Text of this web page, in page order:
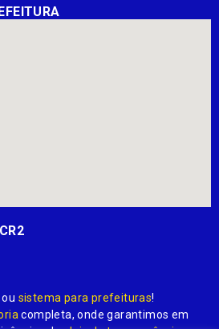
ou sistema para prefeituras!
completa, onde garantimos em